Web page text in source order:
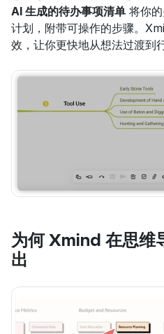
AI 生成的待办事项清单 将你
计划，附带可操作的步骤。
效，让你更快地从想法过渡到
为何 Xmind 在思维
出